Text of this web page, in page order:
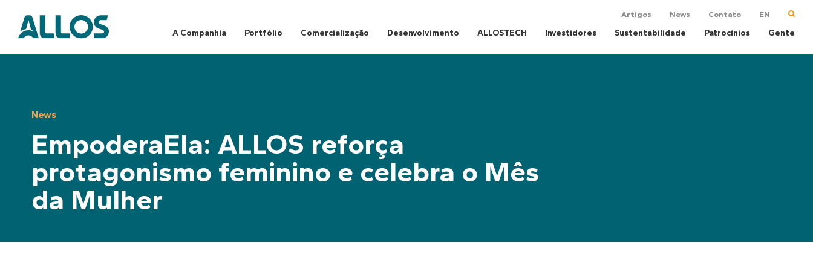
content
Artigos News Contato EN
A Companhia Portfólio Comercialização Desenvolvimento ALLOSTECH Investidores Sustentabilidade Patrocínios Gente
News
EmpoderaEla: ALLOS reforça
protagonismo feminino e celebra o Mês
da Mulher